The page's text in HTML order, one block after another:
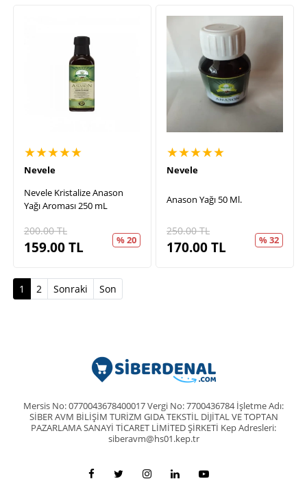
★★★★★
Nevele
Nevele Kristalize Anason
Yağı Aroması 250 mL
200.00TL
159.00TL % 20
★★★★★
Nevele
Anason Yağı 50 Ml.
250.00TL
170.00TL % 32
1 (current)
2 Sonraki Son
Mersis No: 0770043678400017 Vergi No: 7700436784 İşletme Adı:
SİBER AVM BİLİŞİM TURİZM GIDA TEKSTİL DİJİTAL VE TOPTAN
PAZARLAMA SANAYİ TİCARET LİMİTED ŞİRKETİ Kep Adresleri:
siberavm@hs01.kep.tr